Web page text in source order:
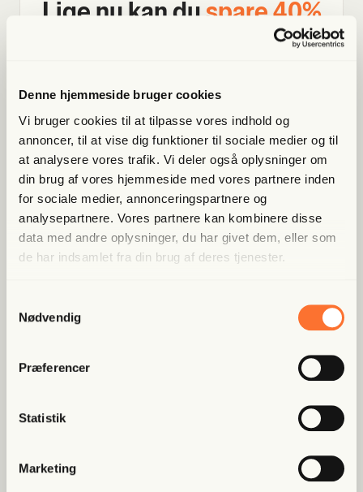
Denne hjemmeside bruger cookies
Vi bruger cookies til at tilpasse vores indhold og
annoncer, til at vise dig funktioner til sociale medier og til
at analysere vores trafik. Vi deler også oplysninger om
din brug af vores hjemmeside med vores partnere inden
for sociale medier, annonceringspartnere og
analysepartnere. Vores partnere kan kombinere disse
data med andre oplysninger, du har givet dem, eller som
de har indsamlet fra din brug af deres tjenester.
Nødvendig
Præferencer
Statistik
Marketing
Lige nu kan du spa­re 40%
fin­der andre ste­der
Bliv med­lem og spar nu
Allerede medlem?Log ind her.
Han var strå­mand i rock­er­re­la­